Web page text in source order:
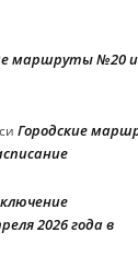
маршруты №20
Городские
2026 года в